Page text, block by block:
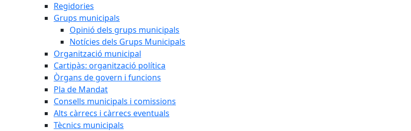
Regidories
Grups municipals
Opinió dels grups municipals
Notícies dels Grups Municipals
Organització municipal
Cartipàs: organització política
Òrgans de govern i funcions
Pla de Mandat
Consells municipals i comissions
Alts càrrecs i càrrecs eventuals
Tècnics municipals